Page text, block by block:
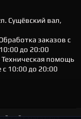
Сущёвский вал,
заказов с
до 20:00
помощь
с 10:00 до 20:00